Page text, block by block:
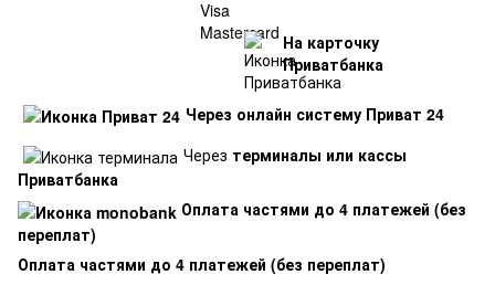
На карточку
Приватбанка
Через онлайн систему Приват 24
Через терминалы или кассы
Приватбанка
Оплата частями до 4 платежей (без
переплат)
Оплата частями до 4 платежей (без переплат)